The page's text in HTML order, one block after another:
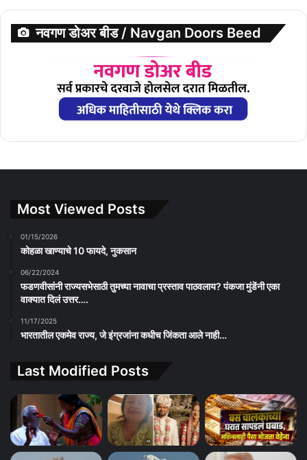
नवगण डोअर बीड / Navgan Doors Beed
Most Viewed Posts
01/15/2026
कोहळा खाण्याचे 10 फायदे, नुकसान
06/22/2024
फडणवीसांनी राज्यसभेसाठी तुमच्या नावाचा प्रस्ताव पाठवलाय? पंकजा मुंडेंनी एका
वाक्यात दिलं उत्तर….
11/17/2025
भारतातील एकमेव राज्य, जे इंग्रजांना कधीच जिंकता आले नाही…
Last Modified Posts